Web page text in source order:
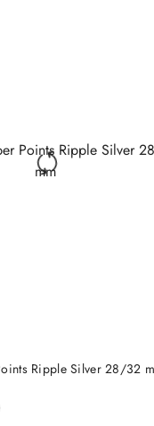
Ripple Silver 28/32
DO KOSZYKA